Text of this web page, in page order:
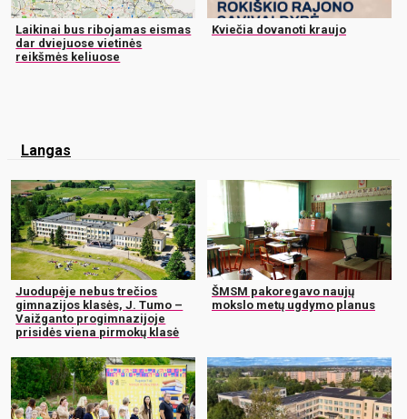
Laikinai bus ribojamas eismas
dar dviejuose vietinės
reikšmės keliuose
Kviečia dovanoti kraujo
Langas
Juodupėje nebus trečios
gimnazijos klasės, J. Tumo –
Vaižganto progimnazijoje
prisidės viena pirmokų klasė
ŠMSM pakoregavo naujų
mokslo metų ugdymo planus